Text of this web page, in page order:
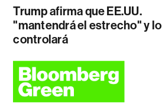
Trump afirma que EE.UU.
"mantendrá el estrecho" y lo
controlará